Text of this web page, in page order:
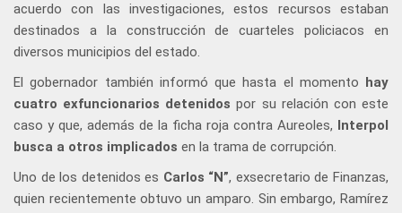
acuerdo con las investigaciones, estos recursos estaban
destinados a la construcción de cuarteles policiacos en
diversos municipios del estado.
El gobernador también informó que hasta el momento
hay
cuatro exfuncionarios detenidos por su relación con este
caso y que, además de la ficha roja contra Aureoles,
Interpol
busca a otros implicados en la trama de corrupción.
Uno de los detenidos es Carlos “N”, exsecretario de Finanzas,
quien recientemente obtuvo un amparo. Sin embargo, Ramírez